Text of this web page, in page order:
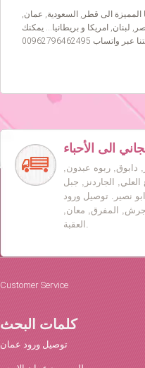
المميزة الى قطر, السعودية, عمان,
لبنان, امريكا و بريطانيا… يمكنك
00962796462495
الى الأحباء
دابوق, ربوه عبدون,
الجاردنز, جبل
نصير. توصيل ورود
جرش, المفرق, معان,
العقبة.
Customer Service
كلمات البحث
توصيل ورود عمان